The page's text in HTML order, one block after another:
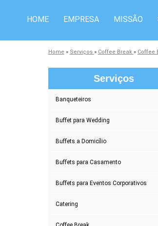
HOME EMPRESA MISSÃO
Home » Serviços » Coffee Break » Coffee
Serviços
Banqueteiros
Buffet para Wedding
Buffets a Domicílio
Buffets para Casamento
Buffets para Eventos Corporativos
Catering